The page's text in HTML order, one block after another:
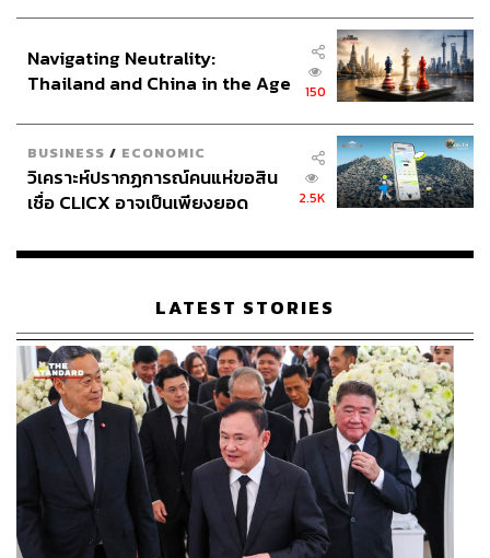
Navigating Neutrality:
Thailand and China in the Age
150
BUSINESS / ECONOMIC
วิเคราะห์ปรากฏการณ์คนแห่ขอสิน
เชื่อ CLICX อาจเป็นเพียงยอด
เรือนไทยที่ถูกซุกไว้
2.5K
LATEST STORIES